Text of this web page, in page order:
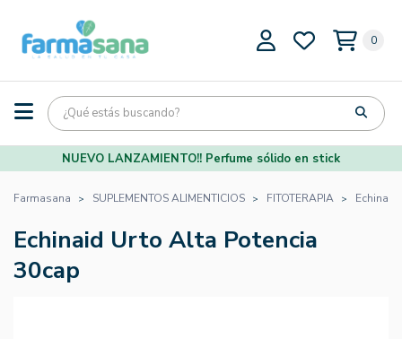
0
NUEVO LANZAMIENTO!! Perfume sólido en stick
Farmasana SUPLEMENTOS ALIMENTICIOS FITOTERAPIA
Echinaid Urto Alta Potencia
30cap